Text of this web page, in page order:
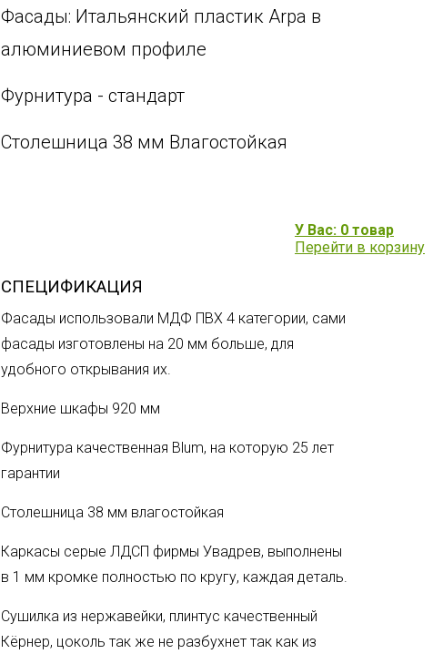
Фасады: Итальянский пластик Arpa в
алюминиевом профиле
Фурнитура - стандарт
Столешница 38 мм Влагостойкая
СПЕЦИФИКАЦИЯ
Фасады использовали МДФ ПВХ 4 категории, сами
фасады изготовлены на 20 мм больше, для
удобного открывания их.
Верхние шкафы 920 мм
Фурнитура качественная Blum, на которую 25 лет
гарантии
Столешница 38 мм влагостойкая
Каркасы серые ЛДСП фирмы Увадрев, выполнены
в 1 мм кромке полностью по кругу, каждая деталь.
Сушилка из нержавейки, плинтус качественный
Кëрнер, цоколь так же не разбухнет так как из
У Вас: 0 товар
Перейти в корзину